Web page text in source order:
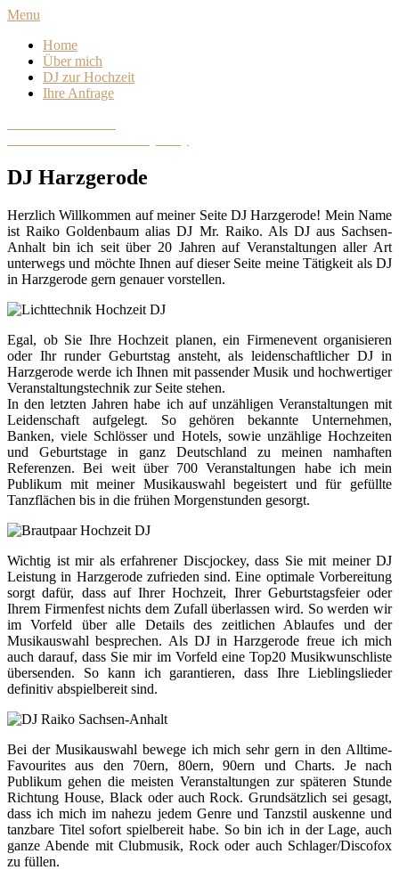
Skip
content
Menu
Home
Über mich
DJ zur Hochzeit
Ihre Anfrage
DJ Harzgerode
Herzlich Willkommen auf meiner Seite DJ Harzgerode! Mein Name
ist Raiko Goldenbaum alias DJ Mr. Raiko. Als DJ aus Sachsen-
Anhalt bin ich seit über 20 Jahren auf Veranstaltungen aller Art
unterwegs und möchte Ihnen auf dieser Seite meine Tätigkeit als DJ
in Harzgerode gern genauer vorstellen.
Egal, ob Sie Ihre Hochzeit planen, ein Firmenevent organisieren
oder Ihr runder Geburtstag ansteht, als leidenschaftlicher DJ in
Harzgerode werde ich Ihnen mit passender Musik und hochwertiger
Veranstaltungstechnik zur Seite stehen.
In den letzten Jahren habe ich auf unzähligen Veranstaltungen mit
Leidenschaft aufgelegt. So gehören bekannte Unternehmen,
Banken, viele Schlösser und Hotels, sowie unzählige Hochzeiten
und Geburtstage in ganz Deutschland zu meinen namhaften
Referenzen. Bei weit über 700 Veranstaltungen habe ich mein
Publikum mit meiner Musikauswahl begeistert und für gefüllte
Tanzflächen bis in die frühen Morgenstunden gesorgt.
Wichtig ist mir als erfahrener Discjockey, dass Sie mit meiner DJ
Leistung in Harzgerode zufrieden sind. Eine optimale Vorbereitung
sorgt dafür, dass auf Ihrer Hochzeit, Ihrer Geburtstagsfeier oder
Ihrem Firmenfest nichts dem Zufall überlassen wird. So werden wir
im Vorfeld über alle Details des zeitlichen Ablaufes und der
Musikauswahl besprechen. Als DJ in Harzgerode freue ich mich
auch darauf, dass Sie mir im Vorfeld eine Top20 Musikwunschliste
übersenden. So kann ich garantieren, dass Ihre Lieblingslieder
definitiv abspielbereit sind.
Bei der Musikauswahl bewege ich mich sehr gern in den Alltime-
Favourites aus den 70ern, 80ern, 90ern und Charts. Je nach
Publikum gehen die meisten Veranstaltungen zur späteren Stunde
Richtung House, Black oder auch Rock. Grundsätzlich sei gesagt,
dass ich mich im nahezu jedem Genre und Tanzstil auskenne und
tanzbare Titel sofort spielbereit habe. So bin ich in der Lage, auch
ganze Abende mit Clubmusik, Rock oder auch Schlager/Discofox
zu füllen.